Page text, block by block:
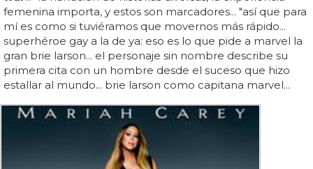
femenina importa, y estos son marcadores... "así que para
mí es como si tuviéramos que movernos más rápido...
superhéroe gay a la de ya: eso es lo que pide a marvel la
gran brie larson... el personaje sin nombre describe su
primera cita con un hombre desde el suceso que hizo
estallar al mundo... brie larson como capitana marvel...